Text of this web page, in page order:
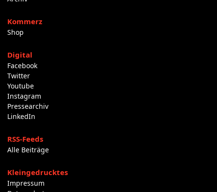
Kommerz
Shop
Digital
Facebook
Twitter
Youtube
Instagram
Pressearchiv
LinkedIn
RSS-Feeds
Alle Beiträge
Kleingedrucktes
Impressum